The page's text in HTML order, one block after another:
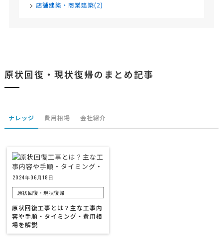
店舗建築・商業建築(2)
原状回復・現状復帰のまとめ記事
ナレッジ 費用相場 会社紹介
2024年06月18日
原状回復・現状復帰
原状回復工事とは？主な工事内
容や手順・タイミング・費用相
場を解説